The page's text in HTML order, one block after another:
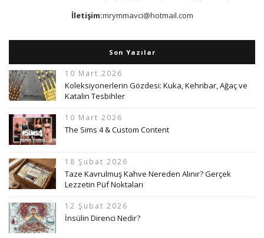
İletişim:mrymmavci@hotmail.com
Son Yazılar
10 Mart 2026
Koleksiyonerlerin Gözdesi: Kuka, Kehribar, Ağaç ve
Katalin Tesbihler
10 Mart 2026
The Sims 4 & Custom Content
18 Şubat 2026
Taze Kavrulmuş Kahve Nereden Alınır? Gerçek
Lezzetin Püf Noktaları
12 Şubat 2026
İnsülin Direnci Nedir?